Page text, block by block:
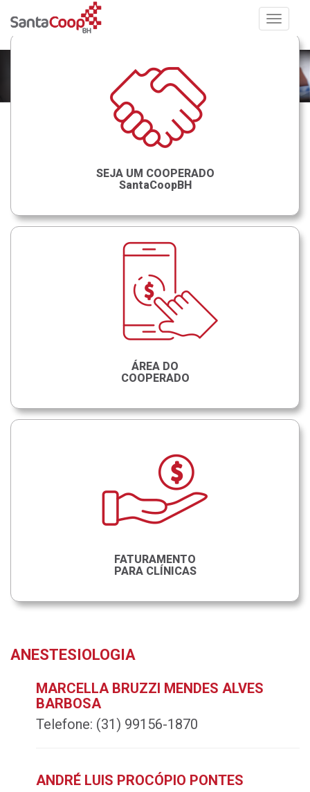
Toggle
SEJA UM COOPERADO
SantaCoopBH
ÁREA DO
COOPERADO
FATURAMENTO
PARA CLÍNICAS
ANESTESIOLOGIA
MARCELLA BRUZZI MENDES ALVES
BARBOSA
Telefone: (31) 99156-1870
ANDRÉ LUIS PROCÓPIO PONTES